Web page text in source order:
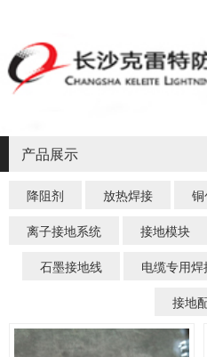
产品展示
降阻剂 放热焊接
离子接地系统
接地模块
石墨接地线
电缆专用
接地